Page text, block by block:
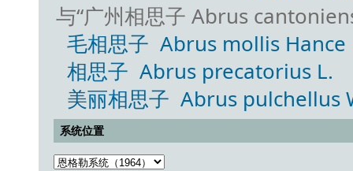
与“广州相思子 Abrus
毛相思子 Abrus mollis Hance
相思子 Abrus precatorius L.
美丽相思子 Abrus pulchellus
系统位置